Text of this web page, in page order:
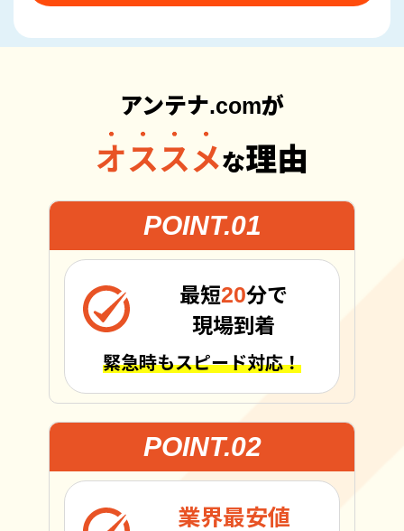
アンテナ.comが
オススメな理由
POINT.01
最短20分で
現場到着
緊急時もスピード対応！
POINT.02
業界最安値